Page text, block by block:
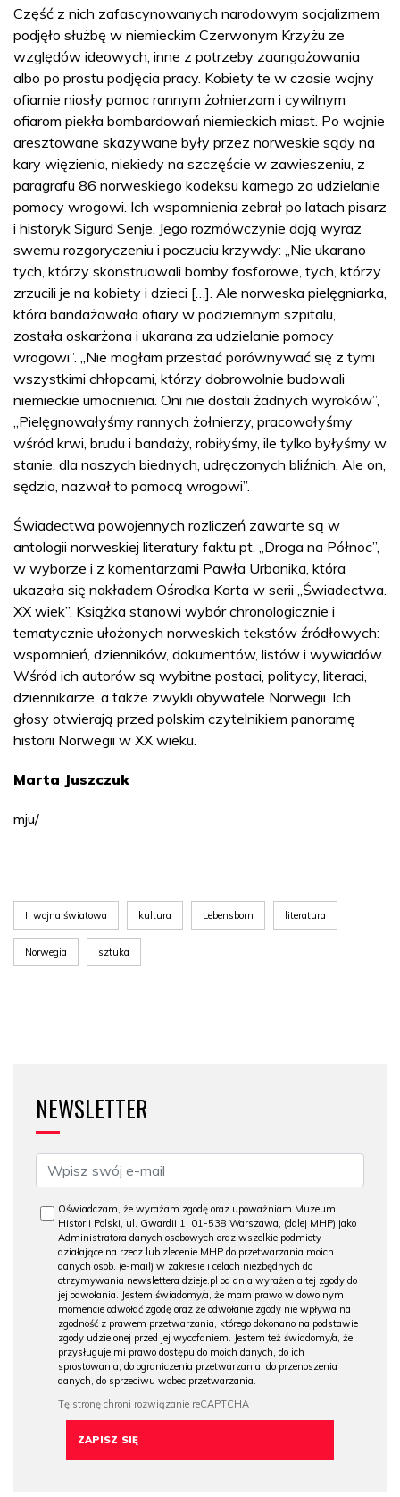
Część z nich zafascynowanych narodowym socjalizmem
podjęło służbę w niemieckim Czerwonym Krzyżu ze
względów ideowych, inne z potrzeby zaangażowania
albo po prostu podjęcia pracy. Kobiety te w czasie wojny
ofiarnie niosły pomoc rannym żołnierzom i cywilnym
ofiarom piekła bombardowań niemieckich miast. Po wojnie
aresztowane skazywane były przez norweskie sądy na
kary więzienia, niekiedy na szczęście w zawieszeniu, z
paragrafu 86 norweskiego kodeksu karnego za udzielanie
pomocy wrogowi. Ich wspomnienia zebrał po latach pisarz
i historyk Sigurd Senje. Jego rozmówczynie dają wyraz
swemu rozgoryczeniu i poczuciu krzywdy: „Nie ukarano
tych, którzy skonstruowali bomby fosforowe, tych, którzy
zrzucili je na kobiety i dzieci […]. Ale norweska pielęgniarka,
która bandażowała ofiary w podziemnym szpitalu,
została oskarżona i ukarana za udzielanie pomocy
wrogowi”. „Nie mogłam przestać porównywać się z tymi
wszystkimi chłopcami, którzy dobrowolnie budowali
niemieckie umocnienia. Oni nie dostali żadnych wyroków”,
„Pielęgnowałyśmy rannych żołnierzy, pracowałyśmy
wśród krwi, brudu i bandaży, robiłyśmy, ile tylko byłyśmy w
stanie, dla naszych biednych, udręczonych bliźnich. Ale on,
sędzia, nazwał to pomocą wrogowi”.
Świadectwa powojennych rozliczeń zawarte są w
antologii norweskiej literatury faktu pt. „Droga na Północ”,
w wyborze i z komentarzami Pawła Urbanika, która
ukazała się nakładem Ośrodka Karta w serii „Świadectwa.
XX wiek”. Książka stanowi wybór chronologicznie i
tematycznie ułożonych norweskich tekstów źródłowych:
wspomnień, dzienników, dokumentów, listów i wywiadów.
Wśród ich autorów są wybitne postaci, politycy, literaci,
dziennikarze, a także zwykli obywatele Norwegii. Ich
głosy otwierają przed polskim czytelnikiem panoramę
historii Norwegii w XX wieku.
Marta Juszczuk
mju/
II wojna światowa kultura Lebensborn literatura
Norwegia sztuka
NEWSLETTER
Oświadczam, że wyrażam zgodę oraz upoważniam Muzeum
Historii Polski, ul. Gwardii 1, 01-538 Warszawa, (dalej MHP) jako
Administratora danych osobowych oraz wszelkie podmioty
działające na rzecz lub zlecenie MHP do przetwarzania moich
danych osob. (e-mail) w zakresie i celach niezbędnych do
otrzymywania newslettera dzieje.pl od dnia wyrażenia tej zgody do
jej odwołania. Jestem świadomy/a, że mam prawo w dowolnym
momencie odwołać zgodę oraz że odwołanie zgody nie wpływa na
zgodność z prawem przetwarzania, którego dokonano na podstawie
zgody udzielonej przed jej wycofaniem. Jestem też świadomy/a, że
przysługuje mi prawo dostępu do moich danych, do ich
sprostowania, do ograniczenia przetwarzania, do przenoszenia
danych, do sprzeciwu wobec przetwarzania.